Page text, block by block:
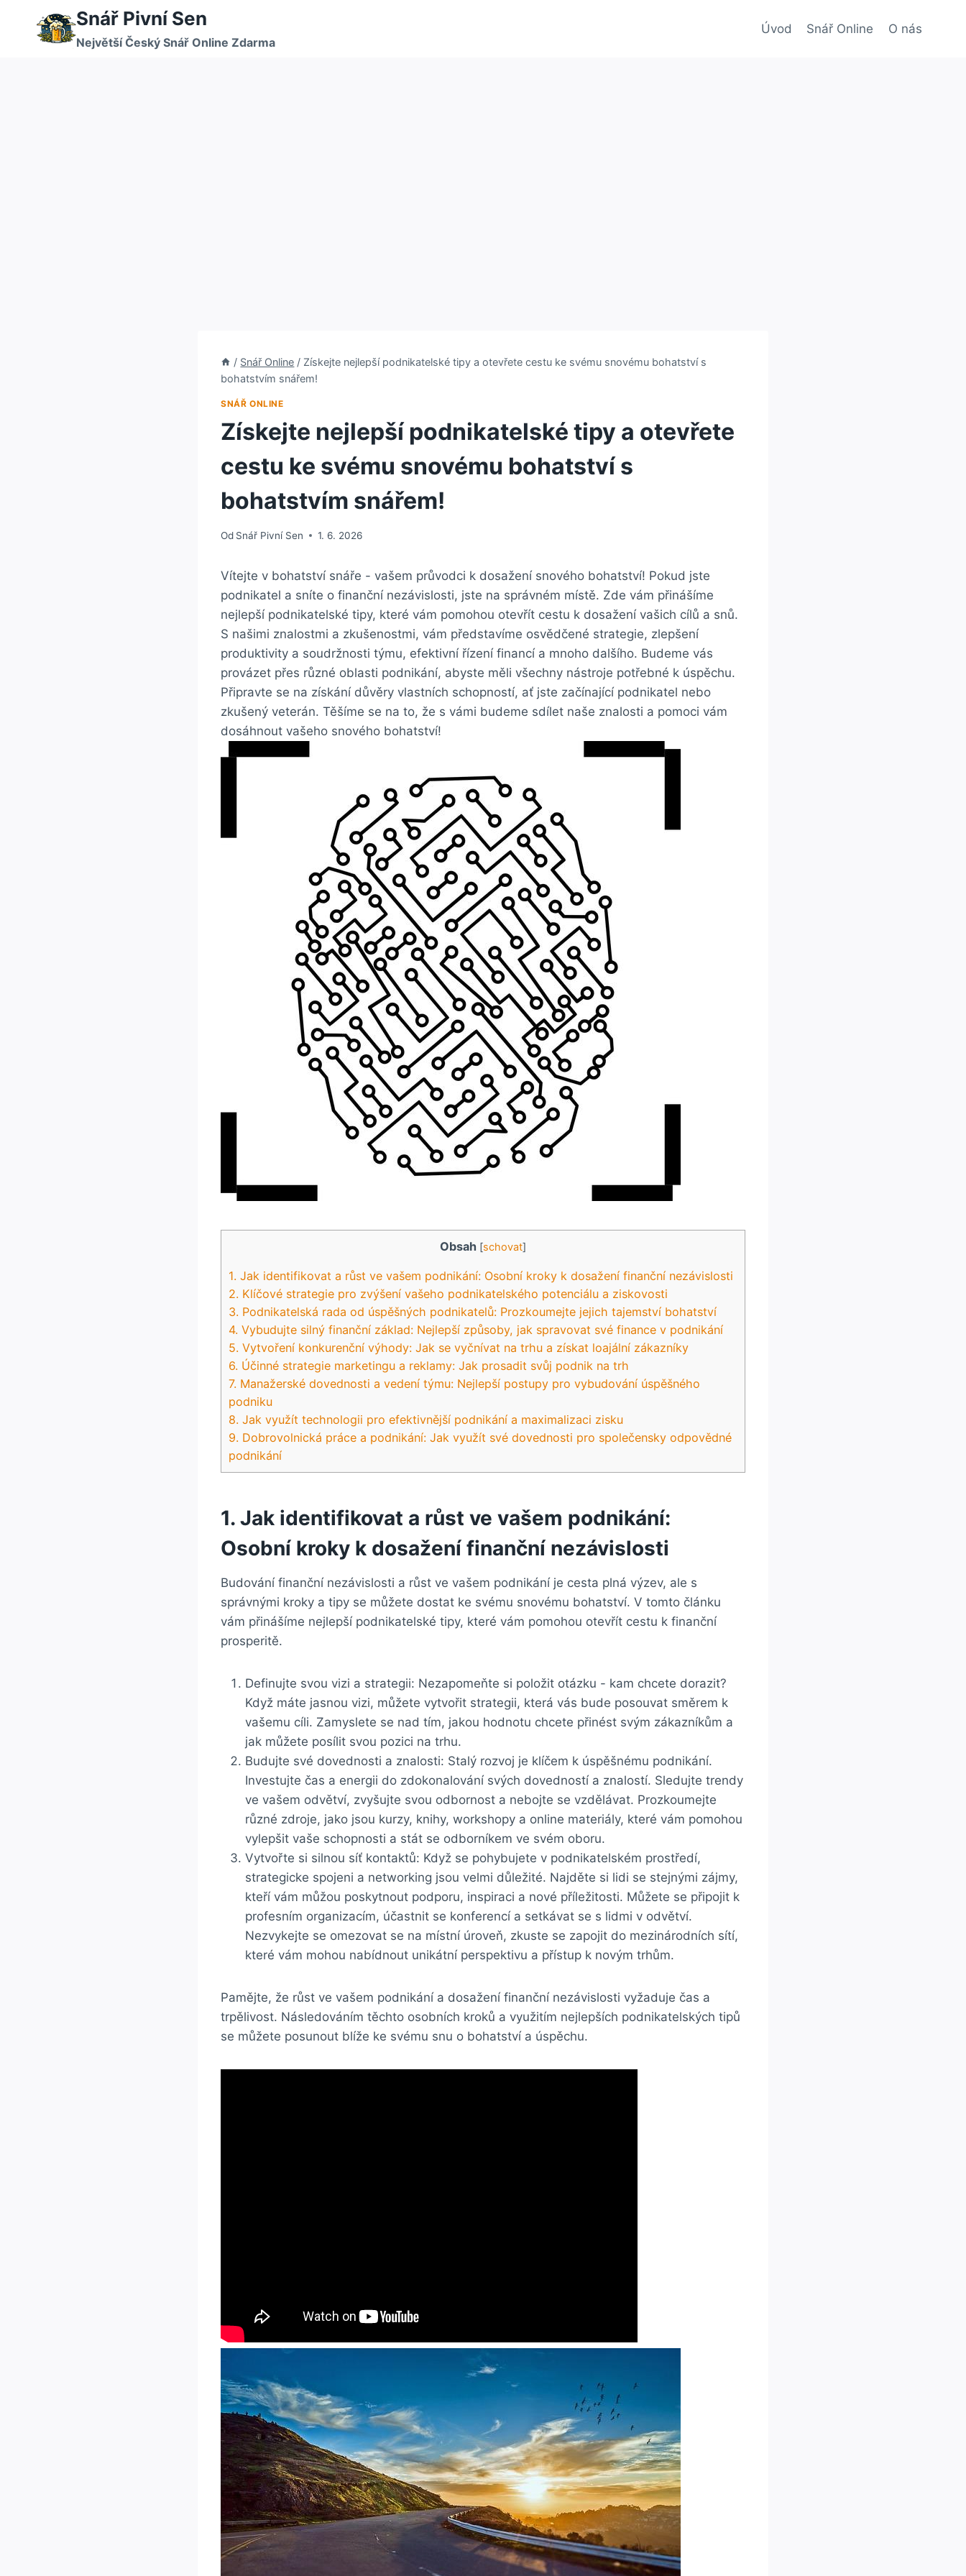
Snář Pivní Sen
Největší Český Snář Online Zdarma
Úvod Snář Online O nás
/ Snář Online / Získejte nejlepší podnikatelské tipy a otevřete cestu ke svému snovému bohatství s
bohatstvím snářem!
SNÁŘ ONLINE
Získejte nejlepší podnikatelské tipy a otevřete
cestu ke svému snovému bohatství s
bohatstvím snářem!
Od Snář Pivní Sen 1. 6. 2026
Vítejte v bohatství snáře -‌ vašem průvodci k dosažení snového bohatství! Pokud‍ jste
podnikatel⁤ a sníte o finanční nezávislosti, jste⁣ na správném ⁤místě. Zde vám přinášíme
nejlepší⁣ podnikatelské tipy, které ‌vám ⁢pomohou otevřít cestu k ‍dosažení‍ vašich‌ cílů‌ a ‍snů.
S ​našimi znalostmi a zkušenostmi, ‍vám představíme ⁣osvědčené ‌strategie, zlepšení
produktivity⁢ a soudržnosti týmu, ‍efektivní řízení financí a mnoho ‍dalšího. ‍Budeme vás
provázet ‍přes různé oblasti podnikání, abyste ‍měli ​všechny nástroje potřebné‍ k úspěchu.
Připravte ⁢se ‌na ‍získání důvěry vlastních schopností, ať jste‍ začínající ⁣podnikatel⁣ nebo
zkušený veterán. Těšíme se na to, že‌ s vámi ⁤budeme sdílet naše znalosti a pomoci vám
dosáhnout vašeho‍ snového bohatství!
Obsah [schovat]
1.‌ Jak⁣ identifikovat​ a růst⁣ ve vašem podnikání: Osobní⁢ kroky k dosažení finanční nezávislosti
2. ​Klíčové strategie pro zvýšení vašeho podnikatelského potenciálu a ⁢ziskovosti
3. Podnikatelská rada⁤ od⁢ úspěšných podnikatelů:⁢ Prozkoumejte ⁤jejich tajemství bohatství
4. Vybudujte ​silný finanční základ: ⁢Nejlepší způsoby, ⁣jak spravovat své⁤ finance⁣ v podnikání
5. Vytvoření ⁤konkurenční⁢ výhody: Jak se vyčnívat⁤ na trhu a ‌získat loajální ⁣zákazníky
6. Účinné strategie marketingu‍ a ⁤reklamy: Jak prosadit ⁢svůj podnik ‌na trh
7. Manažerské ⁣dovednosti ‍a vedení týmu: Nejlepší postupy pro‌ vybudování úspěšného
podniku
8. Jak využít​ technologii pro efektivnější podnikání a ‌maximalizaci ⁤zisku
9.⁢ Dobrovolnická⁤ práce a podnikání: Jak využít své ⁣dovednosti ⁣pro ​společensky odpovědné
podnikání
1.‌ Jak⁣ identifikovat​ a růst⁣ ve vašem podnikání:
Osobní⁢ kroky k dosažení finanční nezávislosti
Budování finanční​ nezávislosti ⁣a růst ve⁢ vašem podnikání je ⁢cesta plná výzev, ale s
správnými kroky a tipy se můžete‍ dostat ke⁢ svému ‍snovému⁣ bohatství. V tomto⁤ článku​
vám přinášíme nejlepší podnikatelské tipy,‍ které vám⁣ pomohou otevřít⁣ cestu k ‍finanční
prosperitě.
Definujte svou vizi a⁢ strategii: Nezapomeňte ⁢si položit otázku ‍- kam‍ chcete dorazit?
‍Když máte jasnou ​vizi, můžete ‍vytvořit⁣ strategii, ⁣která vás ⁣bude ‍posouvat​ směrem k
vašemu cíli. Zamyslete se ⁤nad ‌tím, jakou⁤ hodnotu chcete přinést svým zákazníkům a‌
jak můžete posílit svou pozici na⁣ trhu.
Budujte své​ dovednosti a znalosti: Stalý rozvoj je klíčem k úspěšnému podnikání.
Investujte čas a energii ​do zdokonalování svých dovedností ‍a znalostí. Sledujte trendy
​ve ⁤vašem odvětví, zvyšujte‍ svou odbornost a nebojte se ⁣vzdělávat. Prozkoumejte
různé zdroje, jako ⁢jsou kurzy, ‍knihy, ‌workshopy a online materiály, které‌ vám pomohou
vylepšit vaše schopnosti a ​stát ⁣se odborníkem⁤ ve svém oboru.
Vytvořte si‍ silnou ⁤síť kontaktů: Když se pohybujete v podnikatelském ⁢prostředí,
strategicke⁢ spojeni a networking jsou‍ velmi důležité. Najděte si lidi⁣ se ​stejnými zájmy,
kteří‌ vám můžou poskytnout podporu,⁢ inspiraci a nové příležitosti. ⁣Můžete se připojit k‍
profesním​ organizacím,‌ účastnit se ‌konferencí a setkávat se ⁣s‌ lidmi v ⁣odvětví.​
Nezvykejte⁢ se omezovat‌ se na místní ‍úroveň, zkuste ⁤se zapojit do mezinárodních sítí,
⁣které ⁣vám ⁤mohou nabídnout unikátní perspektivu a přístup k novým trhům.
Pamějte,⁤ že růst ve ‌vašem ⁤podnikání ⁢a dosažení finanční nezávislosti vyžaduje‌ čas a
trpělivost. Následováním ⁤těchto osobních kroků‌ a využitím nejlepších podnikatelských ⁢tipů
se můžete posunout blíže ke svému snu o bohatství a úspěchu.